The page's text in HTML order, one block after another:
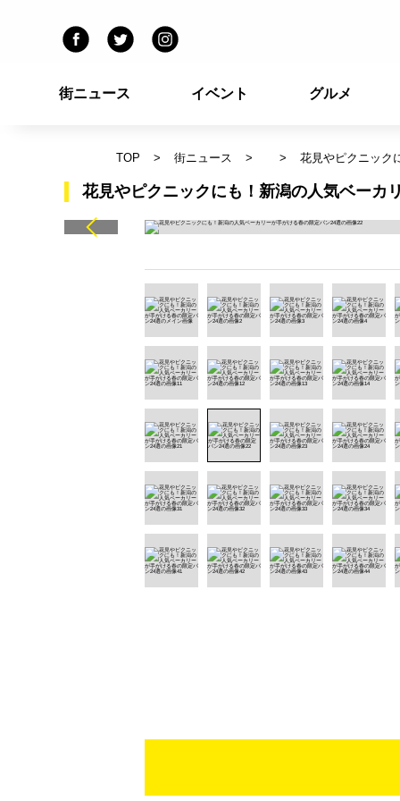
街ニュース イベント グルメ
TOP 街ニュース 花見やピクニック
花見やピクニックにも！新潟の人気ベーカ